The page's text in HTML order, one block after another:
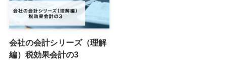
会社の会計シリーズ（理解
編）税効果会計の3